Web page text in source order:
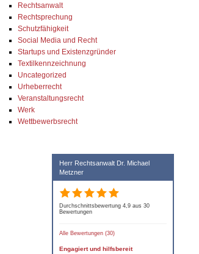
Rechtsanwalt
Rechtsprechung
Schutzfähigkeit
Social Media und Recht
Startups und Existenzgründer
Textilkennzeichnung
Uncategorized
Urheberrecht
Veranstaltungsrecht
Werk
Wettbewerbsrecht
Herr Rechtsanwalt Dr. Michael
Metzner
Durchschnittsbewertung 4,9 aus 30
Bewertungen
Alle Bewertungen (30)
Engagiert und hilfsbereit